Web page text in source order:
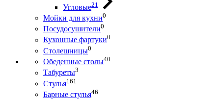
Угловые21
Мойки для кухни0
Посудосушители0
Кухонные фартуки0
Столешницы0
Обеденные столы40
Табуреты3
Стулья161
Барные стулья46